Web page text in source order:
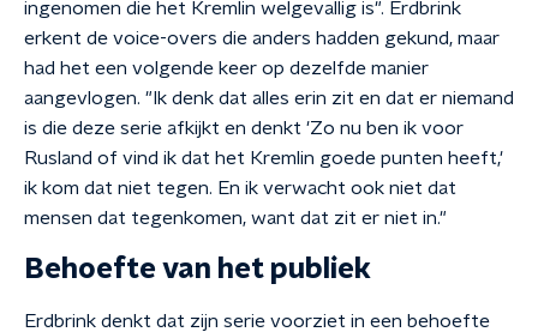
ingenomen die het Kremlin welgevallig is". Erdbrink
erkent de voice-overs die anders hadden gekund, maar
had het een volgende keer op dezelfde manier
aangevlogen. "Ik denk dat alles erin zit en dat er niemand
is die deze serie afkijkt en denkt 'Zo nu ben ik voor
Rusland of vind ik dat het Kremlin goede punten heeft,'
ik kom dat niet tegen. En ik verwacht ook niet dat
mensen dat tegenkomen, want dat zit er niet in."
Behoefte van het publiek
Erdbrink denkt dat zijn serie voorziet in een behoefte